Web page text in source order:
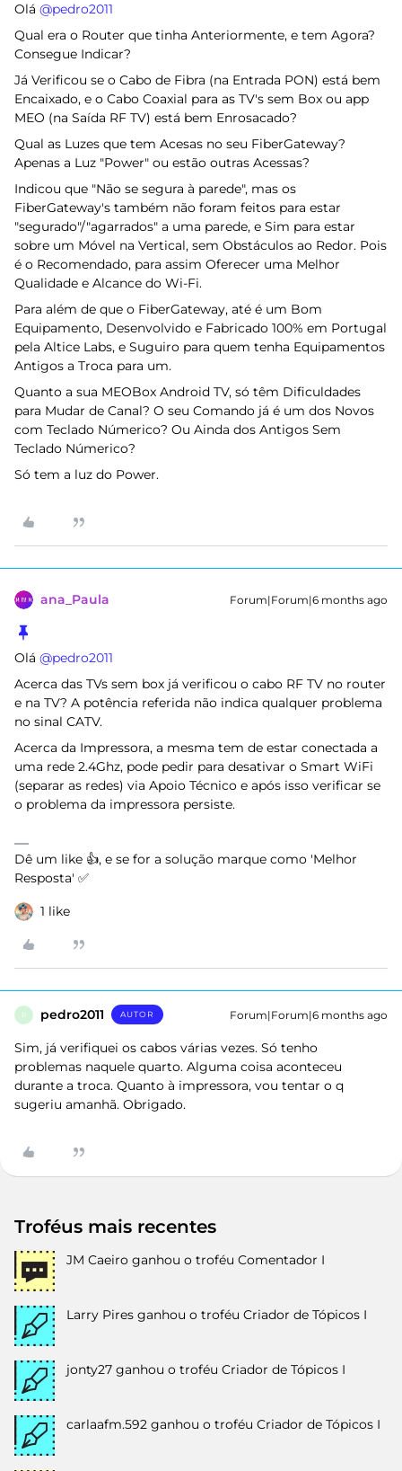
Olá ​ @pedro2011
Qual era o Router que tinha Anteriormente, e tem Agora?
Consegue Indicar?
Já Verificou se o Cabo de Fibra (na Entrada PON) está bem
Encaixado, e o Cabo Coaxial para as TV's sem Box ou app
MEO (na Saída RF TV) está bem Enrosacado?
Qual as Luzes que tem Acesas no seu FiberGateway?
Apenas a Luz "Power" ou estão outras Acessas?
Indicou que "Não se segura à parede", mas os
FiberGateway's também não foram feitos para estar
"segurado"/"agarrados" a uma parede, e Sim para estar
sobre um Móvel na Vertical, sem Obstáculos ao Redor. Pois
é o Recomendado, para assim Oferecer uma Melhor
Qualidade e Alcance do Wi-Fi.
Para além de que o FiberGateway, até é um Bom
Equipamento, Desenvolvido e Fabricado 100% em Portugal
pela Altice Labs, e Suguiro para quem tenha Equipamentos
Antigos a Troca para um.
Quanto a sua MEOBox Android TV, só têm Dificuldades
para Mudar de Canal? O seu Comando já é um dos Novos
com Teclado Númerico? Ou Ainda dos Antigos Sem
Teclado Númerico?
Só tem a luz do Power.
ana_Paula Forum|Forum|6 months ago
Olá ​ @pedro2011
Acerca das TVs sem box já verificou o cabo RF TV no router
e na TV? A potência referida não indica qualquer problema
no sinal CATV.
Acerca da Impressora, a mesma tem de estar conectada a
uma rede 2.4Ghz, pode pedir para desativar o Smart WiFi
(separar as redes) via Apoio Técnico e após isso verificar se
o problema da impressora persiste.
Dê um like 👍, e se for a solução marque como 'Melhor
Resposta' ✅
1 like
P pedro2011 AUTOR Forum|Forum|6 months ago
Sim, já verifiquei os cabos várias vezes. Só tenho
problemas naquele quarto. Alguma coisa aconteceu
durante a troca. Quanto à impressora, vou tentar o q
sugeriu amanhã. Obrigado.
Troféus mais recentes
JM Caeiro ganhou o troféu Comentador I
Larry Pires ganhou o troféu Criador de Tópicos I
jonty27 ganhou o troféu Criador de Tópicos I
carlaafm.592 ganhou o troféu Criador de Tópicos I